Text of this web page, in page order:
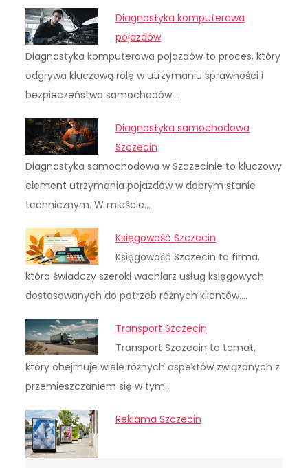
Diagnostyka komputerowa
pojazdów
Diagnostyka komputerowa pojazdów to proces, który
odgrywa kluczową rolę w utrzymaniu sprawności i
bezpieczeństwa samochodów.…
Diagnostyka samochodowa
Szczecin
Diagnostyka samochodowa w Szczecinie to kluczowy
element utrzymania pojazdów w dobrym stanie
technicznym. W mieście…
Księgowość Szczecin
Księgowość Szczecin to firma,
która świadczy szeroki wachlarz usług księgowych
dostosowanych do potrzeb różnych klientów.…
Transport Szczecin
Transport Szczecin to temat,
który obejmuje wiele różnych aspektów związanych z
przemieszczaniem się w tym…
Reklama Szczecin